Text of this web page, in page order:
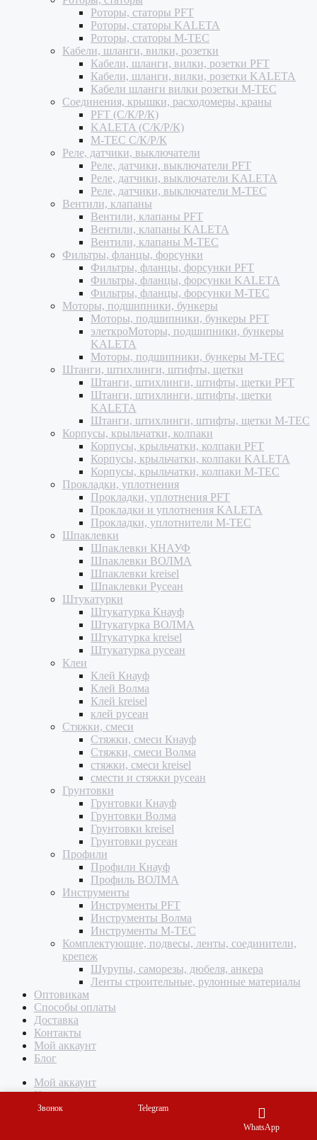
Звонок
Telegram
WhatsApp
Роторы, статоры PFT
Роторы, статоры KALETA
Роторы, статоры M-TEC
Кабели, шланги, вилки, розетки
Кабели, шланги, вилки, розетки PFT
Кабели, шланги, вилки, розетки KALETA
Кабели шланги вилки розетки M-TEC
Соединения, крышки, расходомеры, краны
PFT (С/К/Р/К)
KALETA (С/К/Р/К)
M-TEC С/К/Р/К
Реле, датчики, выключатели
Реле, датчики, выключатели PFT
Реле, датчики, выключатели KALETA
Реле, датчики, выключатели M-TEC
Вентили, клапаны
Вентили, клапаны PFT
Вентили, клапаны KALETA
Вентили, клапаны M-TEC
Фильтры, фланцы, форсунки
Фильтры, фланцы, форсунки PFT
Фильтры, фланцы, форсунки KALETA
Фильтры, фланцы, форсунки M-TEC
Моторы, подшипники, бункеры
Моторы, подшипники, бункеры PFT
элеткроМоторы, подшипники, бункеры
KALETA
Моторы, подшипники, бункеры M-TEC
Штанги, штихлинги, штифты, щетки
Штанги, штихлинги, штифты, щетки PFT
Штанги, штихлинги, штифты, щетки
KALETA
Штанги, штихлинги, штифты, щетки M-TEC
Корпусы, крыльчатки, колпаки
Корпусы, крыльчатки, колпаки PFT
Корпусы, крыльчатки, колпаки KALETA
Корпусы, крыльчатки, колпаки M-TEC
Прокладки, уплотнения
Прокладки, уплотнения PFT
Прокладки и уплотнения KALETA
Прокладки, уплотнители M-TEC
Шпаклевки
Шпаклевки КНАУФ
Шпаклевки ВОЛМА
Шпаклевки kreisel
Шпаклевки Русеан
Штукатурки
Штукатурка Кнауф
Штукатурка ВОЛМА
Штукатурка kreisel
Штукатурка русеан
Клеи
Клей Кнауф
Клей Волма
Клей kreisel
клей русеан
Стяжки, смеси
Стяжки, смеси Кнауф
Стяжки, смеси Волма
стяжки, смеси kreisel
смести и стяжки русеан
Грунтовки
Грунтовки Кнауф
Грунтовки Волма
Грунтовки kreisel
Грунтовки русеан
Профили
Профили Кнауф
Профиль ВОЛМА
Инструменты
Инструменты PFT
Инструменты Волма
Инструменты M-TEC
Комплектующие, подвесы, ленты, соединители,
крепеж
Шурупы, саморезы, дюбеля, анкера
Ленты строительные, рулонные материалы
Оптовикам
Способы оплаты
Доставка
Контакты
Мой аккаунт
Блог
Мой аккаунт
Корзина